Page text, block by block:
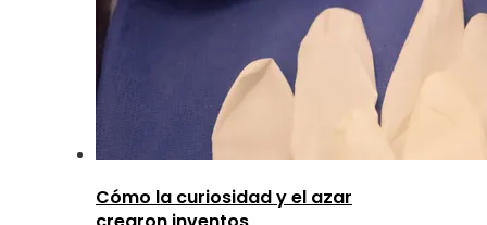
Cómo la curiosidad y el azar